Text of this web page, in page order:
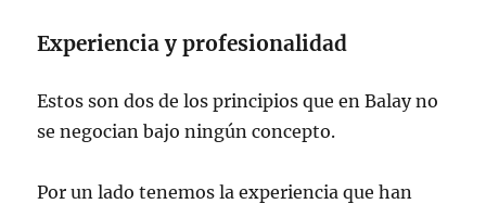
Experiencia y profesionalidad
Estos son dos de los principios que en Balay no
se negocian bajo ningún concepto.
Por un lado tenemos la experiencia que han